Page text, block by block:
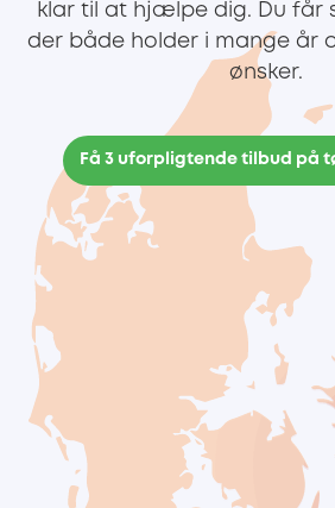
klar til at hjælpe dig. Du får
der både holder i mange år
ønsker.
Få 3 uforpligtende tilbud på